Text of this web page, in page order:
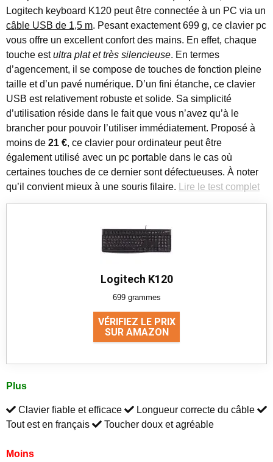
Logitech keyboard K120 peut être connectée à un PC via un
câble USB de 1,5 m. Pesant exactement 699 g, ce clavier pc
vous offre un excellent confort des mains. En effet, chaque
touche estultra plat et très silencieuse. En termes
d’agencement, il se compose de touches de fonction pleine
taille et d’un pavé numérique. D’un fini étanche, ce clavier
USB est relativement robuste et solide. Sa simplicité
d’utilisation réside dans le fait que vous n’avez qu’à le
brancher pour pouvoir l’utiliser immédiatement. Proposé à
moins de 21 €, ce clavier pour ordinateur peut être
également utilisé avec un pc portable dans le cas où
certaines touches de ce dernier sont défectueuses. À noter
qu’il convient mieux à une souris filaire.
Lire le test complet
Logitech K120
699 grammes
VÉRIFIEZ LE PRIX
SUR AMAZON
Plus
Clavier fiable et efficace
Longueur correcte du câble
Tout est en français
Toucher doux et agréable
Moins